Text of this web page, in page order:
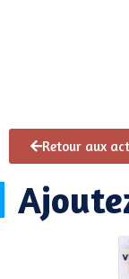
Retour aux